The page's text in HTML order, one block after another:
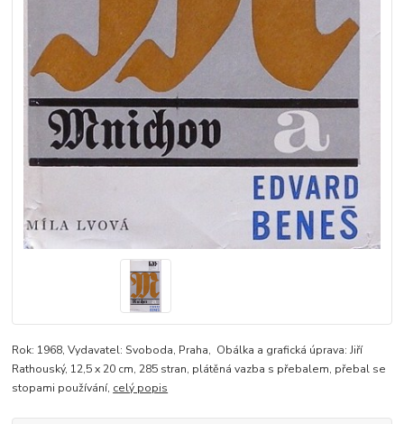
Rok: 1968, Vydavatel: Svoboda, Praha, Obálka a grafická úprava: Jiří
Rathouský, 12,5 x 20 cm, 285 stran, plátěná vazba s přebalem, přebal se
stopami používání, celý popis